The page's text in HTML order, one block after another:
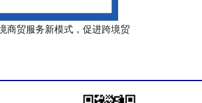
商贸服务新模式，促进跨境贸